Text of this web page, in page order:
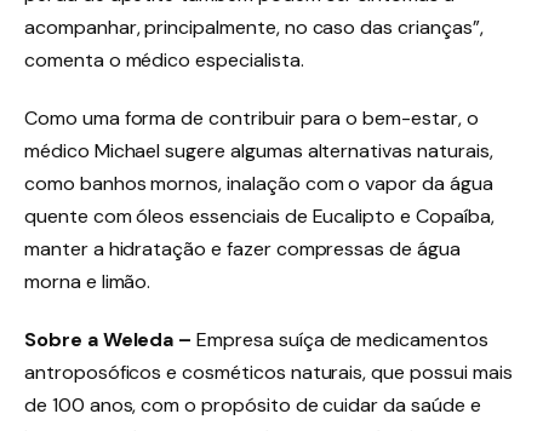
acompanhar, principalmente, no caso das crianças”,
comenta o médico especialista.
Como uma forma de contribuir para o bem-estar, o
médico Michael sugere algumas alternativas naturais,
como banhos mornos, inalação com o vapor da água
quente com óleos essenciais de Eucalipto e Copaíba,
manter a hidratação e fazer compressas de água
morna e limão.
Sobre a Weleda –Empresa suíça de medicamentos
antroposóficos e cosméticos naturais, que possui mais
de 100 anos, com o propósito de cuidar da saúde e